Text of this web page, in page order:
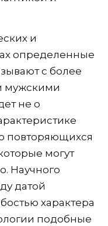
и
определенные
с более
мужскими
не о
повторяющихся
могут
Научного
датой
характера
подобные